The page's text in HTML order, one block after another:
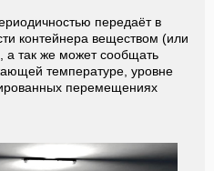
передаёт в
контейнера веществом (или
а так же может сообщать
температуре, уровне
перемещениях